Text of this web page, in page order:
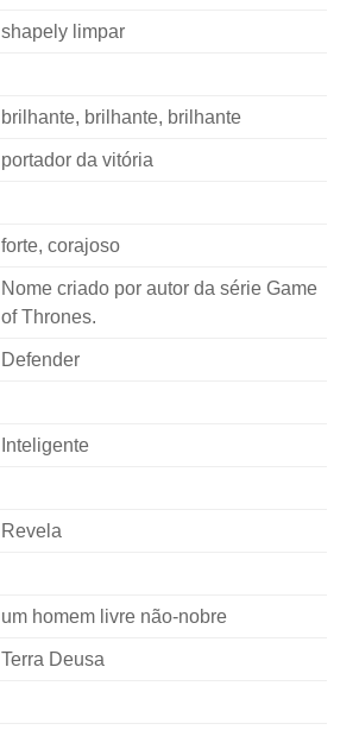
shapely limpar
brilhante, brilhante, brilhante
portador da vitória
forte, corajoso
Nome criado por autor da série Game
of Thrones.
Defender
Inteligente
Revela
um homem livre não-nobre
Terra Deusa